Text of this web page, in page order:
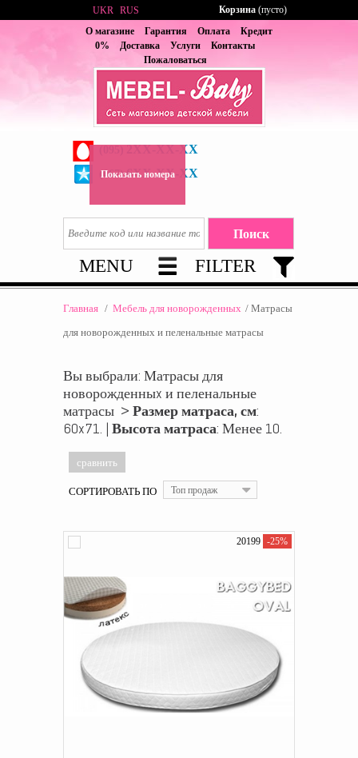
О магазине Гарантия Оплата
Кредит
0%
Доставка Услуги
Контакты
Пожаловаться
2XX-XX-XX
(067) 6XX-XX-XX
Показать номера
UKR RUS Корзина (пусто)
MENU FILTER
Главная / Мебель для новорожденных / Матрасы
для новорожденныx и пеленальные матрасы
Вы выбрали: Матрасы для
новорожденныx и пеленальные
матрасы > Размер матраса, см:
60x71. | Высота матраса: Менее 10.
СОРТИРОВАТЬ ПО Топ продаж
20199 -25%